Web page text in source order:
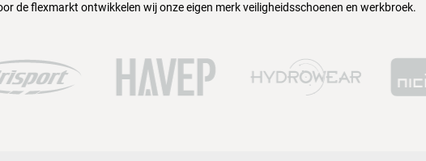
de flexmarkt ontwikkelen wij onze eigen merk veiligheidsschoenen en werkbroek.